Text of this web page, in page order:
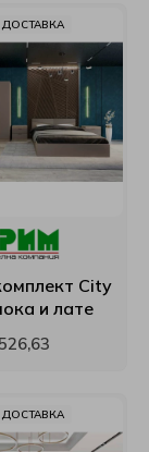
City
и лате